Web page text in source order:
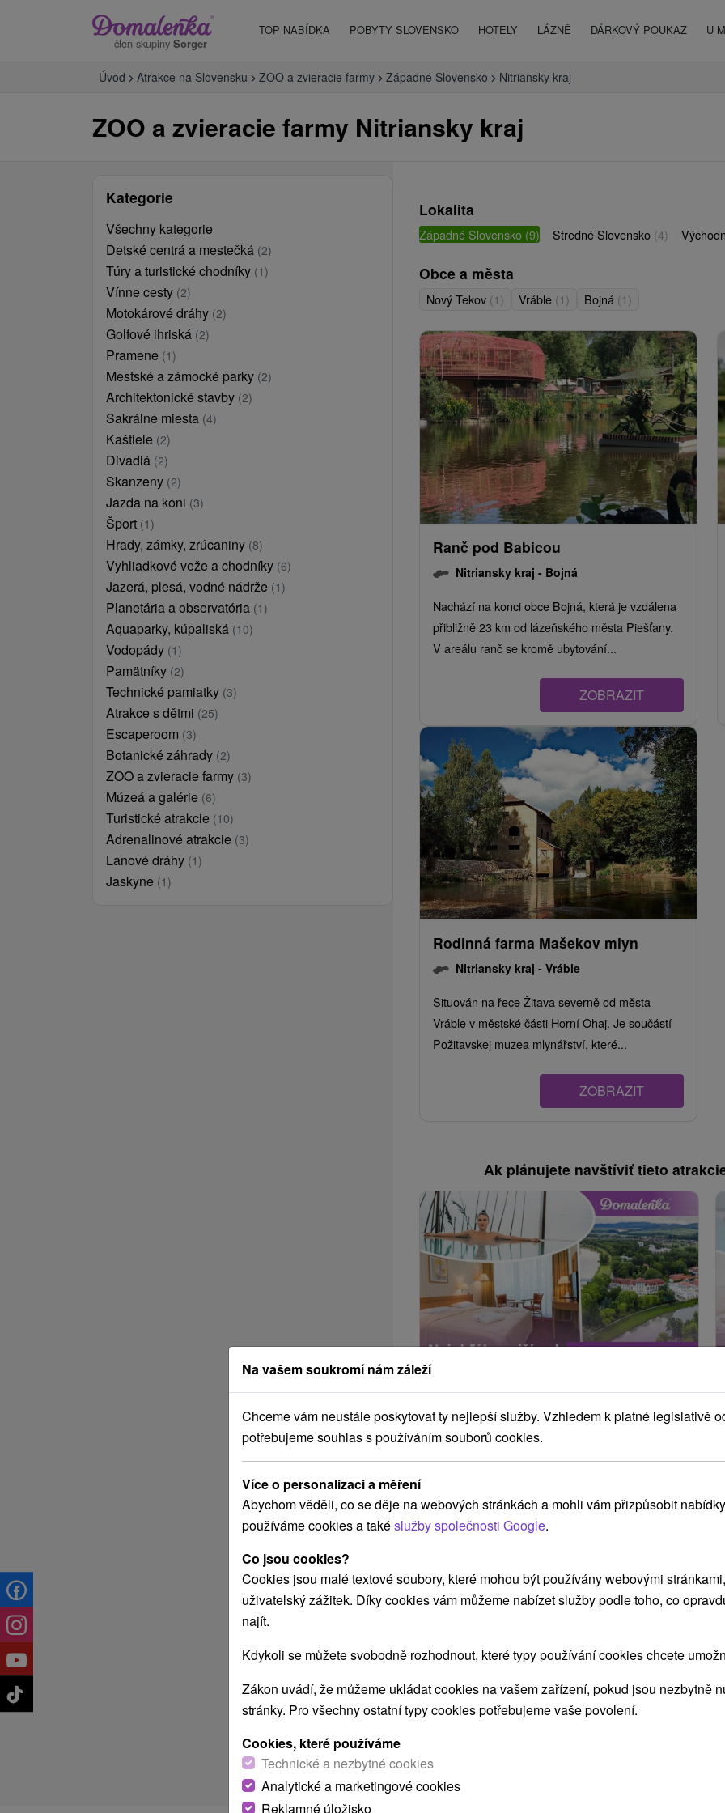
člen skupiny Sorger
TOP NABÍDKA POBYTY SLOVENSKO HOTELY LÁZNĚ DÁRKOVÝ POUKAZ U
Úvod Atrakce na Slovensku ZOO a zvieracie farmy Západné Slovensko Nitriansky kraj
ZOO a zvieracie farmy Nitriansky kraj
Kategorie
Všechny kategorie
Detské centrá a mestečká (2)
Túry a turistické chodníky (1)
Vínne cesty (2)
Motokárové dráhy (2)
Golfové ihriská (2)
Pramene (1)
Mestské a zámocké parky (2)
Architektonické stavby (2)
Sakrálne miesta (4)
Kaštiele (2)
Divadlá (2)
Skanzeny (2)
Jazda na koni (3)
Šport (1)
Hrady, zámky, zrúcaniny (8)
Vyhliadkové veže a chodníky (6)
Jazerá, plesá, vodné nádrže (1)
Planetária a observatória (1)
Aquaparky, kúpaliská (10)
Vodopády (1)
Pamätníky (2)
Technické pamiatky (3)
Atrakce s dětmi (25)
Escaperoom (3)
Botanické záhrady (2)
ZOO a zvieracie farmy (3)
Múzeá a galérie (6)
Turistické atrakcie (10)
Adrenalinové atrakcie (3)
Lanové dráhy (1)
Jaskyne (1)
Lokalita
Západné Slovensko (9) Stredné Slovensko (4)
Obce a města
Nový Tekov (1) Vráble (1) Bojná (1)
Ranč pod Babicou
Nitriansky kraj - Bojná
Nachází na konci obce Bojná, která je vzdálena
přibližně 23 km od lázeňského města Piešťany.
V areálu ranč se kromě ubytování...
ZOBRAZIT
Rodinná farma Mašekov mlyn
Nitriansky kraj - Vráble
Situován na řece Žitava severně od města
Vráble v městské části Horní Ohaj. Je součástí
Požitavskej muzea mlynářství, které...
ZOBRAZIT
Ak plánujete navštíviť tieto
Nejoblíbenější pobyt Zdraví: Léčivá
síla Piešťan, bestseller mezi pobyty
8,9 (1687 recenzí)
Od 2 Nocí
All Inclusive, Polopenze
vstupem do bazénů.
Na vašem soukromí nám záleží
Chceme vám neustále poskytovat ty nejlepší služby. Vzhledem k platné legislativě
potřebujeme souhlas s používáním souborů cookies.
Více o personalizaci a měření
Abychom věděli, co se děje na webových stránkách a mohli vám přizpůsobit
používáme cookies a takéslužby společnosti Google.
Co jsou cookies?
Cookies jsou malé textové soubory, které mohou být používány webovými
uživatelský zážitek. Díky cookies vám můžeme nabízet služby podle toho, co
najít.
Kdykoli se můžete svobodně rozhodnout, které typy používání cookies chcete
Zákon uvádí, že můžeme ukládat cookies na vašem zařízení, pokud jsou nezbytně
stránky. Pro všechny ostatní typy cookies potřebujeme vaše povolení.
Cookies, které používáme
Technické a nezbytné cookies
Analytické a marketingové cookies
Reklamné úložisko